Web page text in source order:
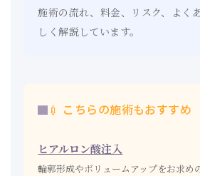
施術の流れ、料金、リスク、よく
しく解説しています。
💉 こちらの施術もおすすめ
ヒアルロン酸注入
輪郭形成やボリュームアップをお求め